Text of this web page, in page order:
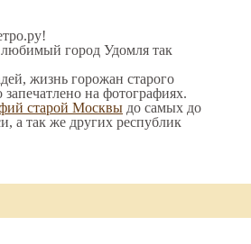
город Удомля так
жизнь горожан старого
на фотографиях.
старой Москвы до самых до
а так же других республик